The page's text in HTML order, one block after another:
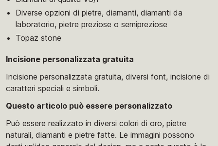
Diverse opzioni di pietre, diamanti, diamanti da
laboratorio, pietre preziose o semipreziose
Topaz stone
Incisione personalizzata gratuita
Incisione personalizzata gratuita, diversi font, incisione di
caratteri speciali e simboli.
Questo articolo può essere personalizzato
Può essere realizzato in diversi colori di oro, pietre
naturali, diamanti e pietre fatte. Le immagini possono